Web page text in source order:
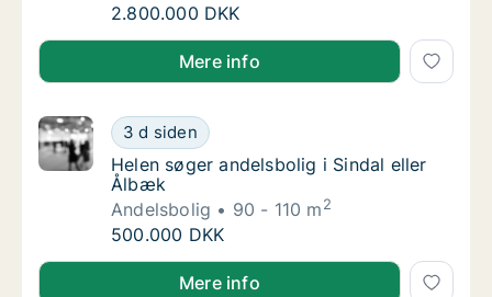
Jeg søger andelsbolig i Gribskov
2.800.000 DKK
Jeg søger andelsbolig i Gribskov
Mere info
Helen søger andelsbolig i Sindal eller Ålbæk
3 d siden
Helen søger andelsbolig i Sindal eller Ålbæk
Helen søger andelsbolig i Sindal eller
Ålbæk
Andelsbolig
90 - 110 m2
Helen søger andelsbolig i Sindal eller Ålbæk
500.000 DKK
Helen søger andelsbolig i Sindal eller Ålbæk
Mere info